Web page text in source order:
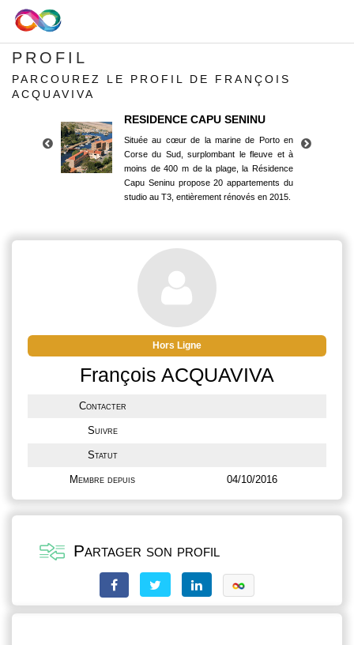
PROFIL
PARCOUREZ LE PROFIL DE FRANÇOIS
ACQUAVIVA
RESIDENCE CAPU SENINU
Située au cœur de la marine de Porto en
Corse du Sud, surplombant le fleuve et à
moins de 400 m de la plage, la Résidence
Capu Seninu propose 20 appartements du
studio au T3, entièrement rénovés en 2015.
Corse du Sud, surplombant le fleuve et à
moins de 400 m de la plage, la Résidence
Capu Seninu propose 20 appartements du
studio au T3, entièrement rénovés en 2015.
Hors Ligne
François ACQUAVIVA
Contacter
Suivre
Statut
Membre depuis 04/10/2016
Partager son profil